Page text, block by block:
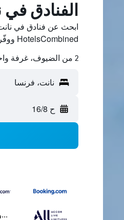
الفنادق في
ابحث عن فنادق في
HotelsCombined ووفّر.
2 من الضيوف، غرفة واحدة
نانت، فرنسا
ح 16/8